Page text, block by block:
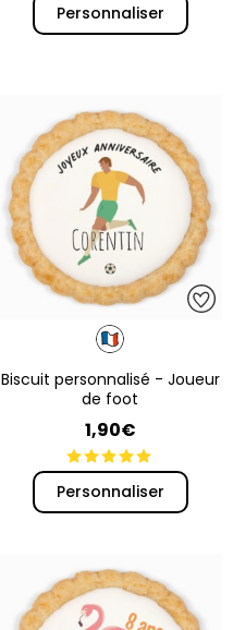
Personnaliser
Biscuit personnalisé - Joueur
de foot
1,90€
Personnaliser